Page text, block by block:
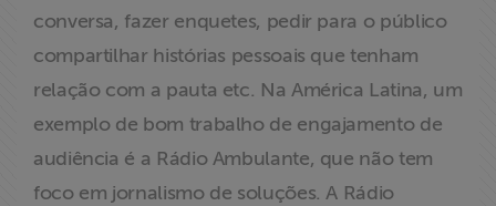
conversa, fazer enquetes, pedir para o público
compartilhar histórias pessoais que tenham
relação com a pauta etc. Na América Latina, um
exemplo de bom trabalho de engajamento de
audiência é a Rádio Ambulante, que não tem
foco em jornalismo de soluções. A Rádio